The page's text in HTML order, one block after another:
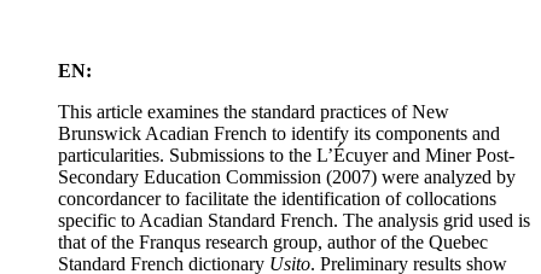
EN:
This article examines the standard practices of New
Brunswick Acadian French to identify its components and
particularities. Submissions to the L’Écuyer and Miner Post-
Secondary Education Commission (2007) were analyzed by
concordancer to facilitate the identification of collocations
specific to Acadian Standard French. The analysis grid used is
that of the Franqus research group, author of the Quebec
Standard French dictionary Usito. Preliminary results show